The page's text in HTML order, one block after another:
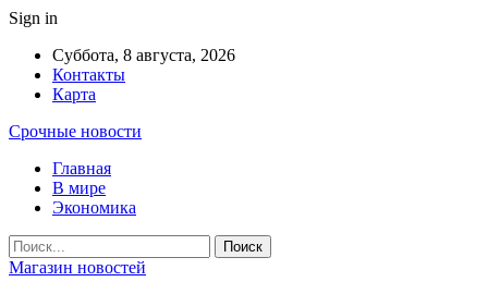
Sign in
Суббота, 8 августа, 2026
Контакты
Карта
Срочные новости
Главная
В мире
Экономика
Магазин новостей